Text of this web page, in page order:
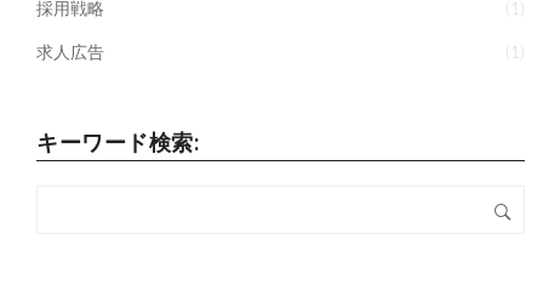
採用戦略 (1)
求人広告 (1)
キーワード検索: